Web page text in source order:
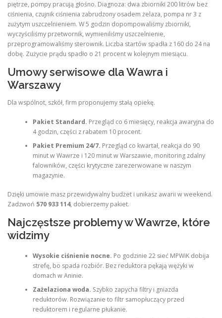
piętrze, pompy pracują głośno. Diagnoza: dwa zbiorniki 200 litrów bez
ciśnienia, czujnik ciśnienia zabrudzony osadem żelaza, pompa nr 3 z
zużytym uszczelnieniem. W 5 godzin dopompowaliśmy zbiorniki,
wyczyściliśmy przetwornik, wymieniliśmy uszczelnienie,
przeprogramowaliśmy sterownik. Liczba startów spadła z 160 do 24 na
dobę. Zużycie prądu spadło o 21 procent w kolejnym miesiącu.
Umowy serwisowe dla Wawra i
Warszawy
Dla wspólnot, szkół, firm proponujemy stałą opiekę.
Pakiet Standard. Przegląd co 6 miesięcy, reakcja awaryjna do
4 godzin, części z rabatem 10 procent.
Pakiet Premium 24/7. Przegląd co kwartał, reakcja do 90
minut w Wawrze i 120 minut w Warszawie, monitoring zdalny
falowników, części krytyczne zarezerwowane w naszym
magazynie.
Dzięki umowie masz przewidywalny budżet i unikasz awarii w weekend.
Zadzwoń 570 933 114, dobierzemy pakiet.
Najczęstsze problemy w Wawrze, które
widzimy
Wysokie ciśnienie nocne. Po godzinie 22 sieć MPWiK dobija
strefę, bo spada rozbiór. Bez reduktora pękają wężyki w
domach w Aninie.
Zażelaziona woda. Szybko zapycha filtry i gniazda
reduktorów. Rozwiązanie to filtr samopłuczący przed
reduktorem i regularne płukanie.